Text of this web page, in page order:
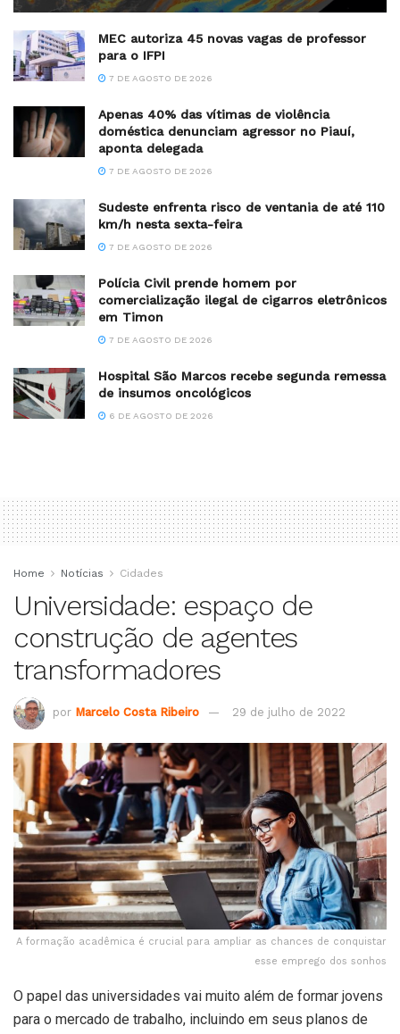
MEC autoriza 45 novas vagas de professor
para o IFPI
7 DE AGOSTO DE 2026
Apenas 40% das vítimas de violência
doméstica denunciam agressor no Piauí,
aponta delegada
7 DE AGOSTO DE 2026
Sudeste enfrenta risco de ventania de até 110
km/h nesta sexta-feira
7 DE AGOSTO DE 2026
Polícia Civil prende homem por
comercialização ilegal de cigarros eletrônicos
em Timon
7 DE AGOSTO DE 2026
Hospital São Marcos recebe segunda remessa
de insumos oncológicos
6 DE AGOSTO DE 2026
Home Notícias Cidades
Universidade: espaço de
construção de agentes
transformadores
por Marcelo Costa Ribeiro 29 de julho de 2022
A formação acadêmica é crucial para ampliar as chances de conquistar
esse emprego dos sonhos
O papel das universidades vai muito além de formar jovens
para o mercado de trabalho, incluindo em seus planos de